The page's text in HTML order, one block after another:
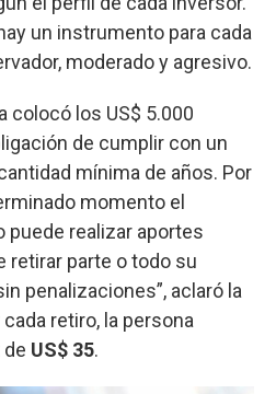
un instrumento para cada
moderado y agresivo.
colocó los US$ 5.000
de cumplir con un
mínima de años. Por
momento el
puede realizar aportes
retirar parte o todo su
penalizaciones”, aclaró la
retiro, la persona
US$ 35.